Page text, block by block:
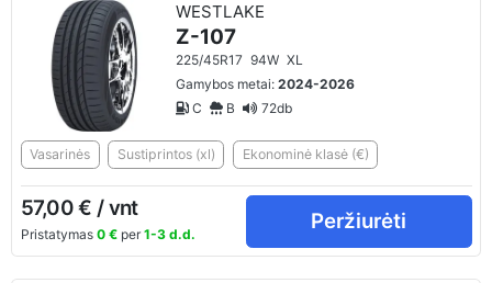
WESTLAKE
Z-107
225/45R17 94W XL
Gamybos metai:2024-2026
C
B 72db
Vasarinės Sustiprintos (xl) Ekonominė klasė (€)
57,00 € / vnt
Pristatymas 0 €per 1-3 d.d.
Peržiurėti